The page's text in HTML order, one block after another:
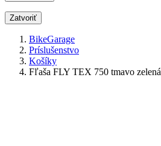
Zatvoriť
BikeGarage
Príslušenstvo
Košíky
Fľaša FLY TEX 750 tmavo zelená